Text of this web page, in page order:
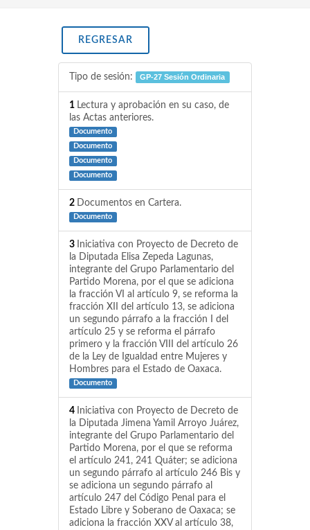
REGRESAR
Tipo de sesión: GP-27 Sesión Ordinaria
1 Lectura y aprobación en su caso, de
las Actas anteriores.
Documento
Documento
Documento
Documento
2 Documentos en Cartera.
Documento
3 Iniciativa con Proyecto de Decreto de
la Diputada Elisa Zepeda Lagunas,
integrante del Grupo Parlamentario del
Partido Morena, por el que se adiciona
la fracción VI al artículo 9, se reforma la
fracción XII del artículo 13, se adiciona
un segundo párrafo a la fracción I del
artículo 25 y se reforma el párrafo
primero y la fracción VIII del artículo 26
de la Ley de Igualdad entre Mujeres y
Hombres para el Estado de Oaxaca.
Documento
4 Iniciativa con Proyecto de Decreto de
la Diputada Jimena Yamil Arroyo Juárez,
integrante del Grupo Parlamentario del
Partido Morena, por el que se reforma
el artículo 241, 241 Quáter; se adiciona
un segundo párrafo al artículo 246 Bis y
se adiciona un segundo párrafo al
artículo 247 del Código Penal para el
Estado Libre y Soberano de Oaxaca; se
adiciona la fracción XXV al artículo 38,